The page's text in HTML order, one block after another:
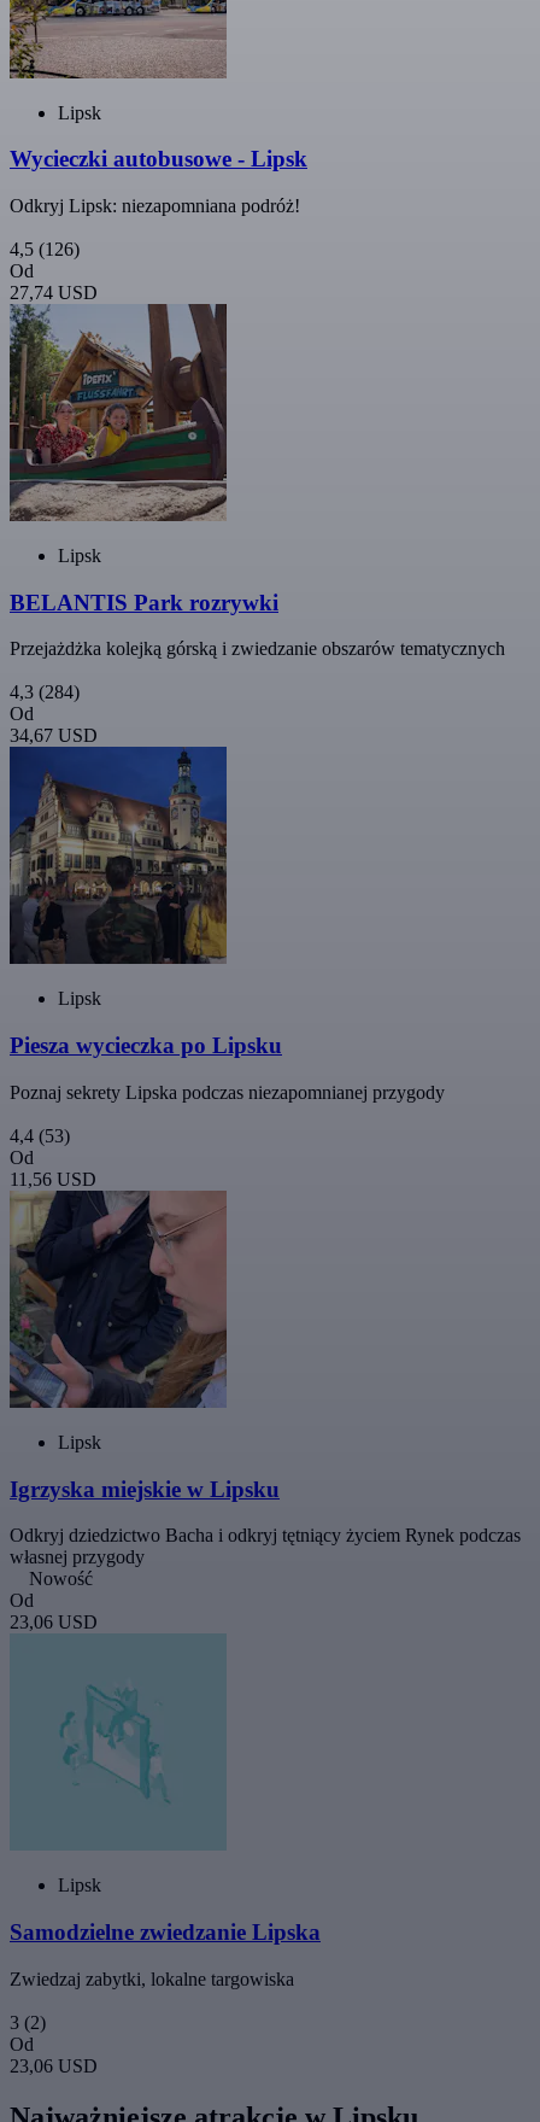
Lipsk
Wycieczki autobusowe - Lipsk
Odkryj Lipsk: niezapomniana podróż!
4,5 (126)
Od
27,74 USD
Lipsk
BELANTIS Park rozrywki
Przejażdżka kolejką górską i zwiedzanie obszarów tematycznych
4,3 (284)
Od
34,67 USD
Lipsk
Piesza wycieczka po Lipsku
Poznaj sekrety Lipska podczas niezapomnianej przygody
4,4 (53)
Od
11,56 USD
Lipsk
Igrzyska miejskie w Lipsku
Odkryj dziedzictwo Bacha i odkryj tętniący życiem Rynek podczas
własnej przygody
Nowość
Od
23,06 USD
Lipsk
Samodzielne zwiedzanie Lipska
Zwiedzaj zabytki, lokalne targowiska
3 (2)
Od
23,06 USD